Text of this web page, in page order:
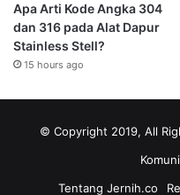
Apa Arti Kode Angka 304
dan 316 pada Alat Dapur
Stainless Stell?
15 hours ago
© Copyright 2019, All
Tentang Jernih.co